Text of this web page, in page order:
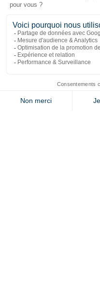
Liens populaires
Nous joindre